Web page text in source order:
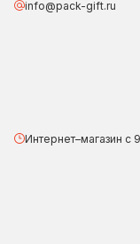
info@pack-gift.ru
Интернет–магазин с